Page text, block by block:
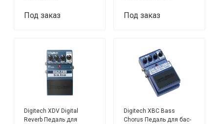
Под заказ Под заказ
Digitech XDV Digital
Reverb Педаль для
Digitech XBC Bass
Chorus Педаль для бас-